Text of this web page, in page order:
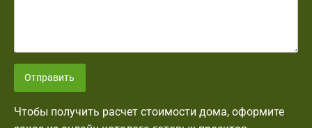
Отправить
Чтобы получить расчет стоимости дома, оформите